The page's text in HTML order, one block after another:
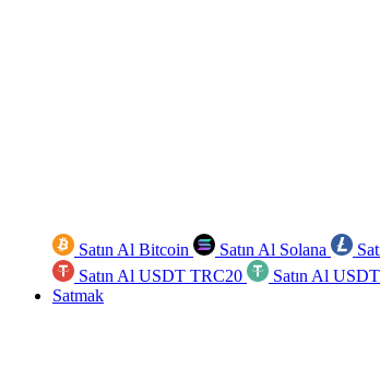
Satın Al Bitcoin Satın Al Solana
Satın Al USDT TRC20
Satın Al
Satmak